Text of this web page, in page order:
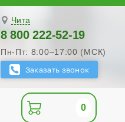
Чита
8 800 222-52-19
Пн-Пт: 8:00–17:00 (МСК)
0